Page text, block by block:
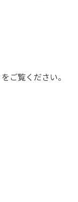
をご覧ください。